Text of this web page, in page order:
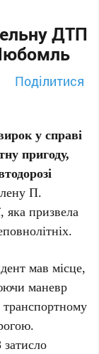
ДТП
Поділитися
у справі
пригоду,
П.
яка призвела
мав місце,
маневр
транспортному